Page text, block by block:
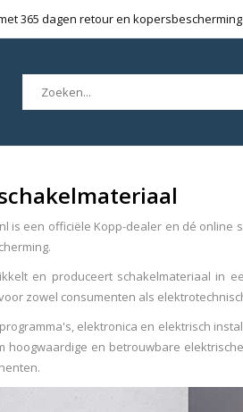
365 dagen retour en
is een officiële Kopp-dealer en dé online
en produceert schakelmateriaal in
zowel consumenten als
elektronica en elektrisch
hoogwaardige en betrouwbare